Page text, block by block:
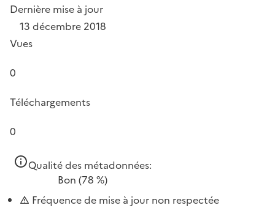
Dernière mise à jour
13 décembre 2018
Vues
0
Téléchargements
0
Qualité des métadonnées:
Bon (78 %)
Fréquence de mise à jour non respectée